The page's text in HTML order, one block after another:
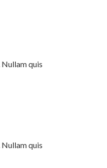
quis
quis